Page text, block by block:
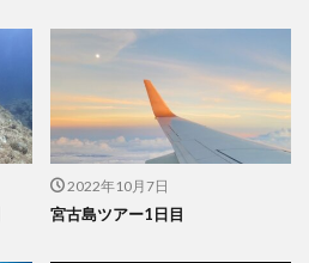
2022年10月7日
宮古島ツアー1日目